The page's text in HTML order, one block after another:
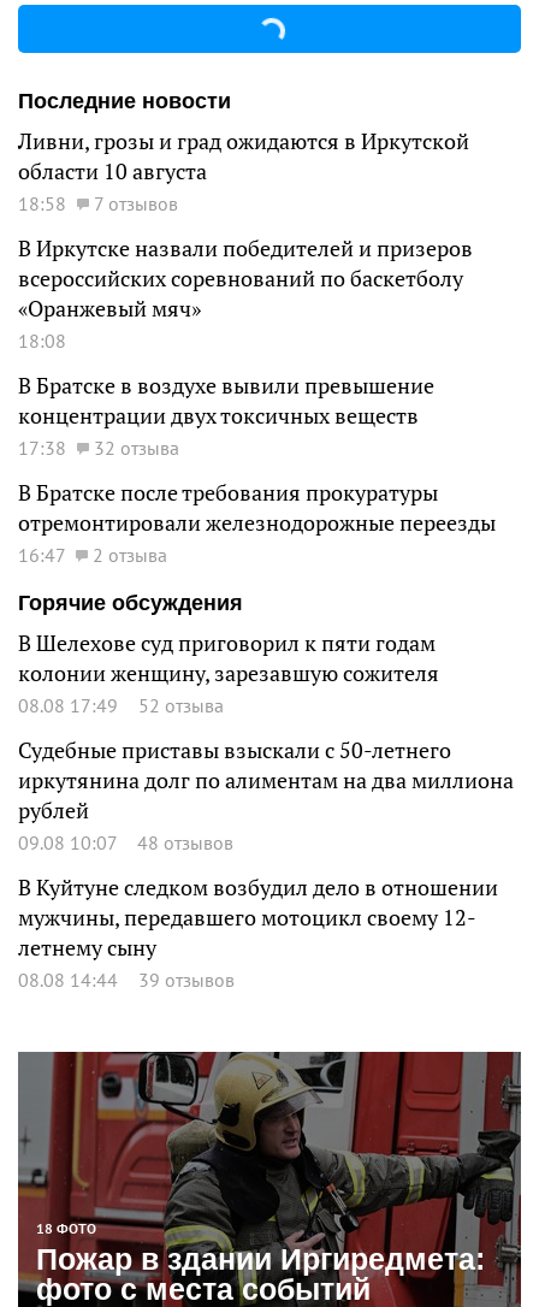
Последние новости
Ливни, грозы и град ожидаются в Иркутской
области 10 августа
18:58 7 отзывов
В Иркутске назвали победителей и призеров
всероссийских соревнований по баскетболу
«Оранжевый мяч»
18:08
В Братске в воздухе вывили превышение
концентрации двух токсичных веществ
17:38 32 отзыва
В Братске после требования прокуратуры
отремонтировали железнодорожные переезды
16:47
2 отзыва
Горячие обсуждения
В Шелехове суд приговорил к пяти годам
колонии женщину, зарезавшую сожителя
08.08 17:49 52 отзыва
Судебные приставы взыскали с 50-летнего
иркутянина долг по алиментам на два миллиона
рублей
09.08 10:07 48 отзывов
В Куйтуне следком возбудил дело в отношении
мужчины, передавшего мотоцикл своему 12-
летнему сыну
08.08 14:44 39 отзывов
18 ФОТО
Пожар в здании Иргиредмета:
фото с места событий